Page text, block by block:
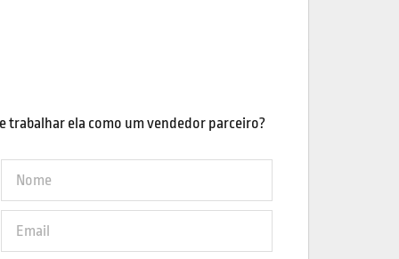
trabalhar ela como um vendedor parceiro?